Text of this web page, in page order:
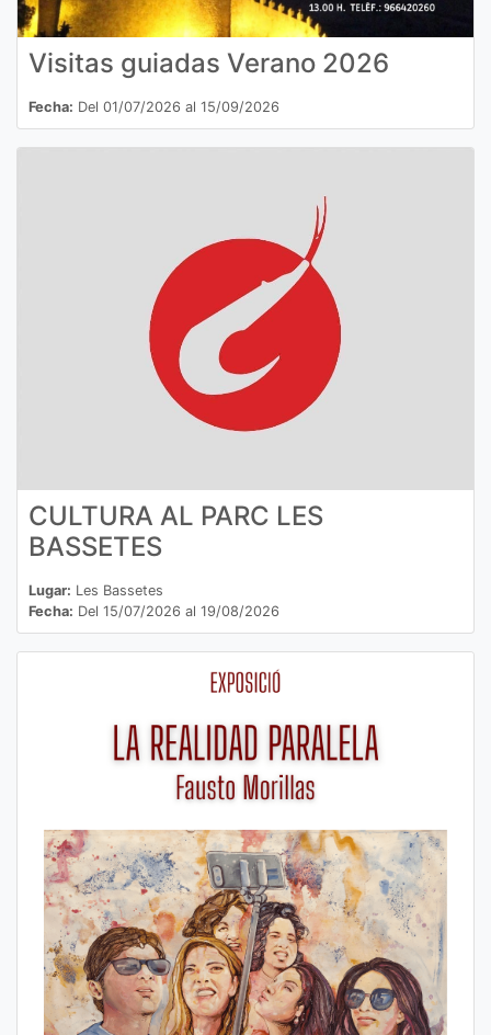
Visitas guiadas Verano 2026
Fecha: Del 01/07/2026 al 15/09/2026
CULTURA AL PARC LES
BASSETES
Lugar: Les Bassetes
Fecha: Del 15/07/2026 al 19/08/2026